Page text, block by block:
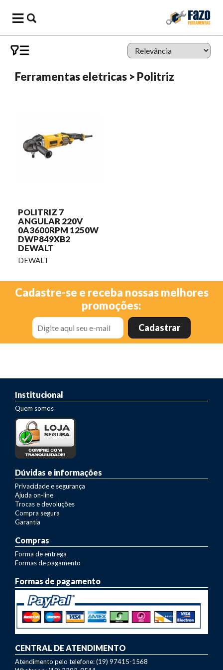
Ferramentas eletricas > Politriz
POLITRIZ 7
ANGULAR 220V
0A3600RPM 1250W
DWP849XB2
DEWALT
DEWALT
Cadastre-se e receba nossas melhores
promoções:
Institucional
Quem somos
Dúvidas e informações
Privacidade e segurança
Ajuda on-line
Trocas e devoluções
Compra segura
Garantia
Compras
Forma de entrega
Formas de pagamento
Formas de pagamento
CENTRAL DE ATENDIMENTO
Atendimento pelo telefone: (19) 97415-1568